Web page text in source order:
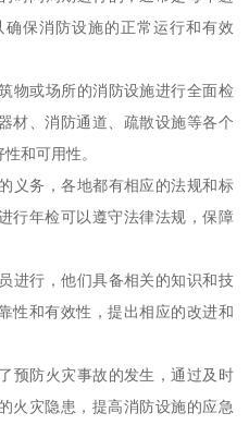
保消防设施的正常运行和有效
物或场所的消防设施进行全面检
材、消防通道、疏散设施等各个
和可用性。
义务，各地都有相应的法规和标
行年检可以遵守法律法规，保障
进行，他们具备相关的知识和技
性和有效性，提出相应的改进和
预防火灾事故的发生，通过及时
火灾隐患，提高消防设施的应急